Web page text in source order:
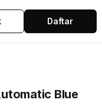
Daftar
Blue